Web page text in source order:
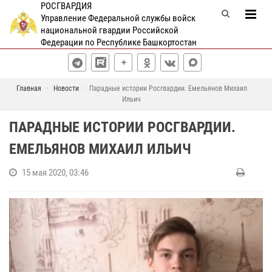
РОСГВАРДИЯ
Управление Федеральной службы войск
национальной гвардии Российской
Федерации по Республике Башкортостан
Главная Новости
Парадные истории Росгвардии. Емельянов Михаил
Ильич
ПАРАДНЫЕ ИСТОРИИ РОСГВАРДИИ.
ЕМЕЛЬЯНОВ МИХАИЛ ИЛЬИЧ
15 мая 2020, 03:46